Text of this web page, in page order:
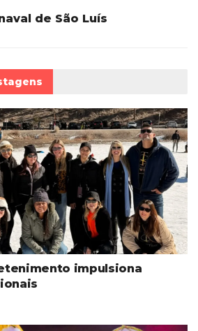
de São Luís
impulsiona